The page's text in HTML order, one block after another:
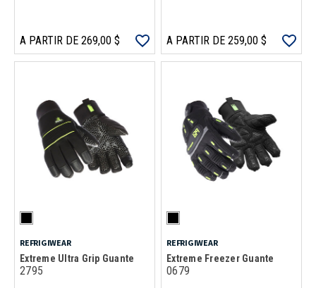
A PARTIR DE 269,00 $ A PARTIR DE 259,00 $
REFRIGIWEAR
Extreme Ultra Grip Guante
2795
REFRIGIWEAR
Extreme Freezer Guante
0679